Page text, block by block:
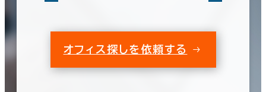
オフィス探しを依頼する